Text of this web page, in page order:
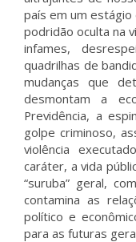
país em um estágio
podridão oculta na
infames,
quadrilhas de
mudanças que
desmontam a
Previdência, a
golpe criminoso,
violência
caráter, a vida
“suruba” geral,
contamina as
político e
para as futuras